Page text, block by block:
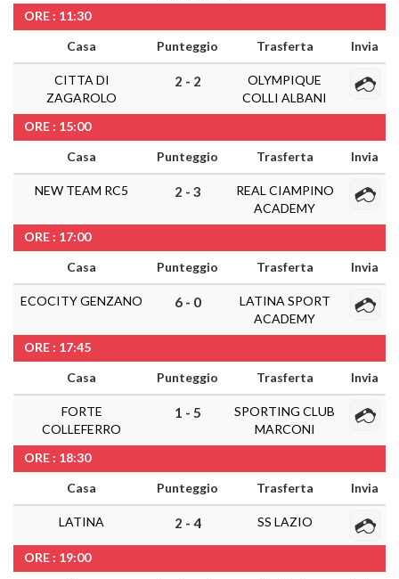
ORE : 11:30
Casa
Punteggio Trasferta Invia
CITTA DI
ZAGAROLO
2 - 2
OLYMPIQUE
COLLI ALBANI
ORE : 15:00
Casa
Punteggio Trasferta Invia
NEW TEAM RC5 2 - 3
REAL CIAMPINO
ACADEMY
ORE : 17:00
Casa
Punteggio Trasferta Invia
ECOCITY GENZANO 6 - 0
LATINA SPORT
ACADEMY
ORE : 17:45
Casa
Punteggio Trasferta Invia
FORTE
COLLEFERRO
1 - 5
SPORTING CLUB
MARCONI
ORE : 18:30
Casa
Punteggio Trasferta Invia
LATINA 2 - 4 SS LAZIO
ORE : 19:00